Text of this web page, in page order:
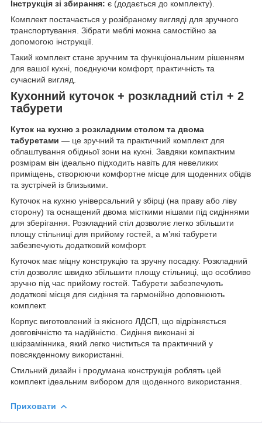
Інструкція зі збирання: є (додається до комплекту).
Комплект постачається у розібраному вигляді для зручного
транспортування. Зібрати меблі можна самостійно за
допомогою інструкції.
Такий комплект стане зручним та функціональним рішенням
для вашої кухні, поєднуючи комфорт, практичність та
сучасний вигляд.
Кухонний куточок + розкладний стіл + 2
табурети
Куток на кухню з розкладним столом та двома
табуретами — це зручний та практичний комплект для
облаштування обідньої зони на кухні. Завдяки компактним
розмірам він ідеально підходить навіть для невеликих
приміщень, створюючи комфортне місце для щоденних обідів
та зустрічей із близькими.
Куточок на кухню універсальний у збірці (на праву або ліву
сторону) та оснащений двома місткими нішами під сидіннями
для зберігання. Розкладний стіл дозволяє легко збільшити
площу стільниці для прийому гостей, а м’які табурети
забезпечують додатковий комфорт.
Куточок має міцну конструкцію та зручну посадку. Розкладний
стіл дозволяє швидко збільшити площу стільниці, що особливо
зручно під час прийому гостей. Табурети забезпечують
додаткові місця для сидіння та гармонійно доповнюють
комплект.
Корпус виготовлений із якісного ЛДСП, що відрізняється
довговічністю та надійністю. Сидіння виконані зі
шкірзамінника, який легко чиститься та практичний у
повсякденному використанні.
Стильний дизайн і продумана конструкція роблять цей
комплект ідеальним вибором для щоденного використання.
Приховати